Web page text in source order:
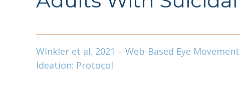
WInkler et al. 2021 – Web-Based Eye
Ideation: Protocol